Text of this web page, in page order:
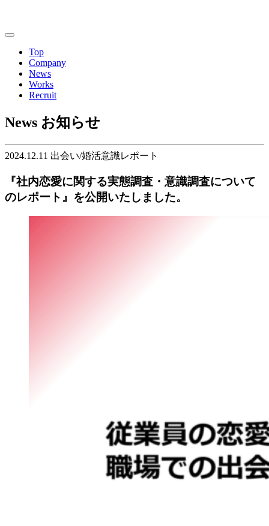
Top
Company
News
Works
Recruit
News お知らせ
2024.12.11 出会い/婚活意識レポート
『社内恋愛に関する実態調査・意識調査について
のレポート』を公開いたしました。